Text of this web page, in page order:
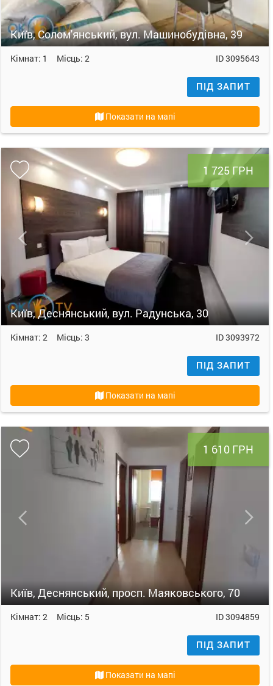
Київ, Солом'янський, вул. Машинобудівна, 39
Кімнат: 1 Місць: 2 ID3095643
ПІД ЗАПИТ
Показати на мапі
1 725 ГРН
Київ, Деснянський, вул. Радунська, 30
Кімнат: 2 Місць: 3 ID3093972
ПІД ЗАПИТ
Показати на мапі
1 610 ГРН
Київ, Деснянський, просп. Маяковського, 70
Кімнат: 2 Місць: 5 ID3094859
ПІД ЗАПИТ
Показати на мапі